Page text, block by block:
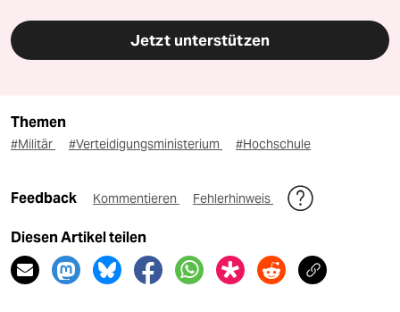
Jetzt unterstützen
Themen
#Militär #Verteidigungsministerium #Hochschule
Feedback Kommentieren Fehlerhinweis
Diesen Artikel teilen